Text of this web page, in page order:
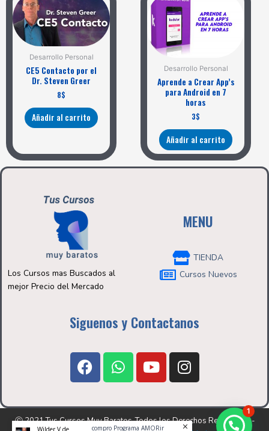
Desarrollo Personal
CE5 Contacto por el
Dr. Steven Greer
8$
Añadir al carrito
Desarrollo Personal
Aprende a Crear App’s
para Android en 7
horas
3$
Añadir al carrito
Los Cursos mas Buscados al
mejor Precio del Mercado
MENU
TIENDA
Cursos Nuevos
Siguenos y Contactanos
F
a
e
b
W
h
t
s
Y
o
t
u
I
n
t
a
Ⓒ 2021 Tus Cursos Muy Baratos-Todos los Derechos Reservados-
1
Wilder V de compro Programa AMORir